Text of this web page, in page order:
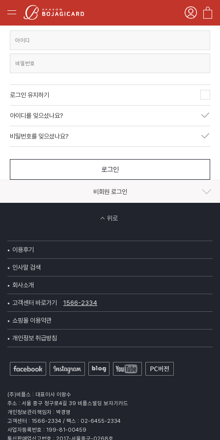
로그인 유지하기
아이디를 잊으셨나요?
비밀번호를 잊으셨나요?
로그인
비회원 로그인
위로
이용후기
인사말 검색
회사소개
고객센터 바로가기 1566-2334
쇼핑몰 이용약관
개인정보 취급방침
(주)비플스 : 대표이사 이왕수
주소 : 서울 중구 청구로4길 39 비플스빌딩 보자기카드
개인정보관리책임자 : 박경영
고객센터 : 1566-2334 / 팩스 : 02-6455-2334
사업자등록번호 : 199-81-00459